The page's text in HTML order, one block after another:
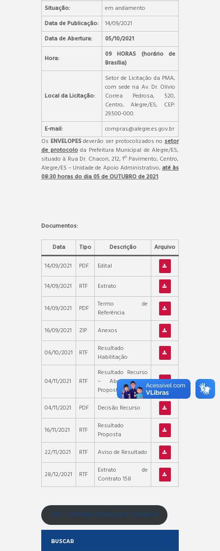
Situação:
em andamento
Data de Publicação:
14/09/2021
Data de Abertura:
05/10/2021
Hora:
09 HORAS (horário de
Brasília)
Local da Licitação:
Setor de Licitação da PMA,
com sede na Av. Dr. Olívio
Correa Pedrosa, 520,
Centro, Alegre/ES, CEP:
29.500-000.
E-mail:
compras@alegre.es.gov.br
Os ENVELOPESdeverão ser protocolizados nosetor
de protocoloda Prefeitura Municipal de Alegre/ES,
situado à Rua Dr. Chacon, 212, 1º Pavimento, Centro,
Alegre/ES – Unidade de Apoio Administrativo, até às
08:30 horas do dia 05 de OUTUBRO de 2021.
Documentos:
Data Tipo Descrição
Arquivo
14/09/2021
PDF Edital
14/09/2021 RTF Extrato
14/09/2021 PDF
Termo de
Referência
16/09/2021
ZIP Anexos
06/10/2021 RTF
Resultado
Habilitação
04/11/2021 RTF
Resultado Recurso
– Abertura da
Proposta
04/11/2021
PDF Decisão Recurso
16/11/2021 RTF
Resultado
Proposta
22/11/2021
RTF Aviso de Resultado
28/12/2021 RTF
Extrato de
Contrato 158
CRC – Certidão de Registro Cadastral
BUSCAR